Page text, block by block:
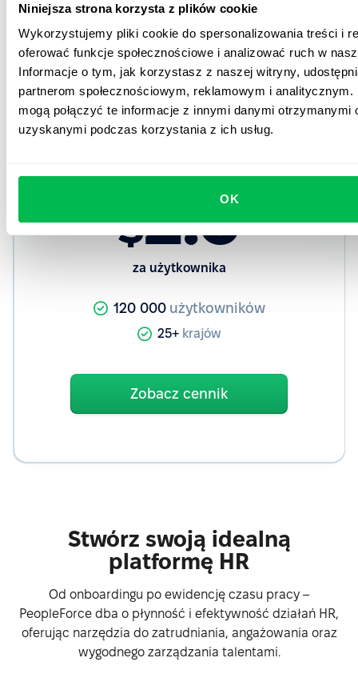
Niniejsza strona korzysta z plików cookie
Wykorzystujemy pliki cookie do spersonalizowania treści i
oferować funkcje społecznościowe i analizować ruch w
Informacje o tym, jak korzystasz z naszej witryny,
partnerom społecznościowym, reklamowym i analitycznym.
mogą połączyć te informacje z innymi danymi otrzymanymi
uzyskanymi podczas korzystania z ich usług.
OK
Skorzystaj z bezpłatnej wersji demo oraz 14-
dniowego okresu próbnego i testuj wszystkie
Już od
$2.5
za użytkownika
120 000 użytkowników
25+ krajów
Zobacz cennik
Stwórz swoją idealną
platformę HR
Od onboardingu po ewidencję czasu pracy –
PeopleForce dba o płynność i efektywność działań HR,
oferując narzędzia do zatrudniania, angażowania oraz
wygodnego zarządzania talentami.